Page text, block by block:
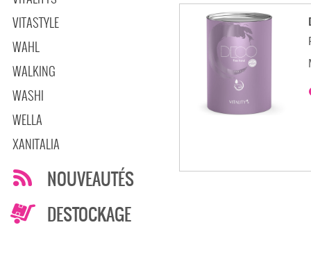
VITASTYLE
WAHL
WALKING
WASHI
WELLA
XANITALIA
NOUVEAUTÉS
DESTOCKAGE